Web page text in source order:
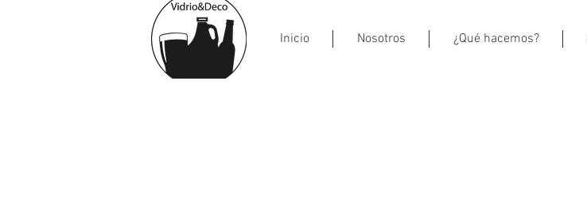
Inicio Nosotros ¿Qué hacemos?